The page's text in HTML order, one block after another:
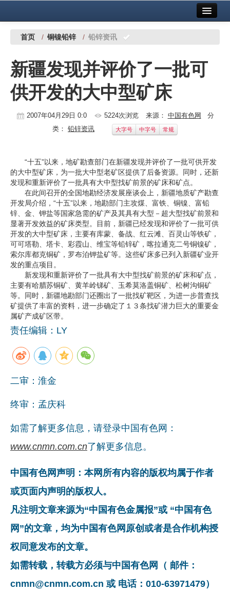
中国有色金属报社主办 广告服务
铜镍铅锌
铝
稀有稀土
科技
镁钛
地矿 建设
党建工作
企业文化
《资源再生》杂志
行情报价
数字报
首页 / 铜镍铅锌 / 铅锌资讯
新疆发现并评价了一批可
供开发的大中型矿床
2007年04月29日 0:0 5224次浏览 来源： 中国有色网 分
类： 铅锌资讯 大字号 中字号 常规
“十五”以来，地矿勘查部门在新疆发现并评价了一批可供开发
的大中型矿床，为一批大中型老矿区提供了后备资源。同时，还新
发现和重新评价了一批具有大中型找矿前景的矿床和矿点。
在此间召开的全国地勘经济发展座谈会上，新疆地质矿产勘查
开发局介绍，“十五”以来，地勘部门主攻煤、富铁、铜镍、富铅
锌、金、钾盐等国家急需的矿产及其具有大型－超大型找矿前景和
显著开发效益的矿床类型。目前，新疆已经发现和评价了一批可供
开发的大中型矿床，主要有库蒙、备战、红云滩、百灵山等铁矿，
可可塔勒、塔卡、彩霞山、维宝等铅锌矿，喀拉通克二号铜镍矿，
索尔库都克铜矿，罗布泊钾盐矿等。这些矿床多已列入新疆矿业开
发的重点项目。
新发现和重新评价了一批具有大中型找矿前景的矿床和矿点，
主要有哈腊苏铜矿、黄羊岭锑矿、玉希莫洛盖铜矿、松树沟铜矿
等。同时，新疆地勘部门还圈出了一批找矿靶区，为进一步普查找
矿提供了丰富的资料，进一步确定了１３条找矿潜力巨大的重要金
属矿产成矿区带。
责任编辑：LY
二审：淮金
终审：孟庆科
如需了解更多信息，请登录中国有色网：
www.cnmn.com.cn了解更多信息。
中国有色网声明：本网所有内容的版权均属于作者
或页面内声明的版权人。
凡注明文章来源为“中国有色金属报”或 “中国有色
网”的文章，均为中国有色网原创或者是合作机构授
权同意发布的文章。
如需转载，转载方必须与中国有色网（ 邮件：
cnmn@cnmn.com.cn 或 电话：010-63971479）